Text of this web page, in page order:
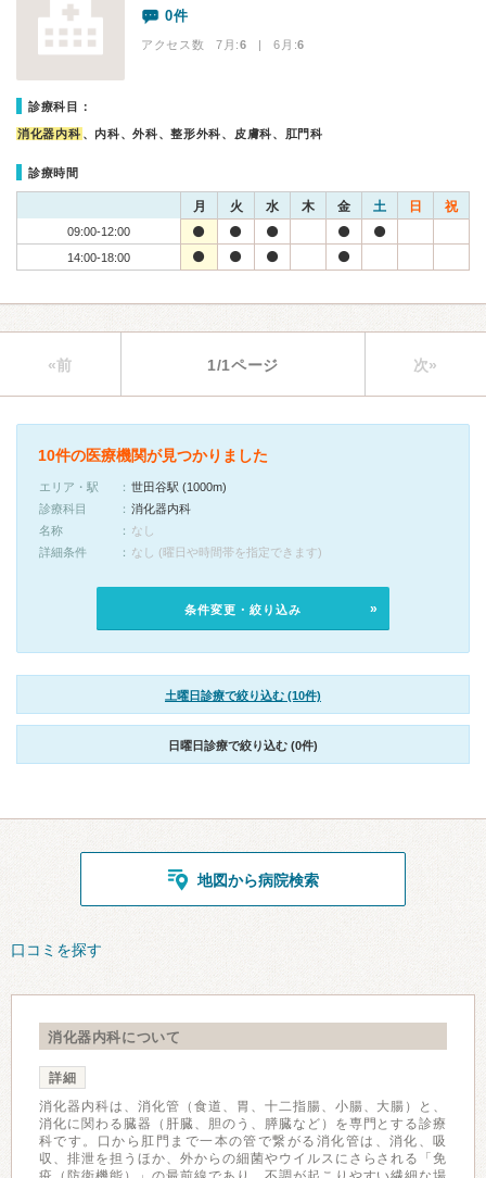
0件
アクセス数 7月:6 | 6月:6
診療科目：
消化器内科 、内科、外科、整形外科、皮膚科、肛門科
診療時間
月 火 水 木 金 土 日 祝
09:00-12:00
14:00-18:00
«前 1/1ページ 次»
10件の医療機関が見つかりました
エリア・駅
世田谷駅 (1000m)
診療科目
消化器内科
名称
なし
詳細条件
なし (曜日や時間帯を指定できます)
条件変更・絞り込み
土曜日診療で絞り込む (10件)
日曜日診療で絞り込む (0件)
地図から病院検索
口コミを探す
消化器内科について
詳細
消化器内科は、消化管（食道、胃、十二指腸、小腸、大腸）と、
消化に関わる臓器（肝臓、胆のう、膵臓など）を専門とする診療
科です。口から肛門まで一本の管で繋がる消化管は、消化、吸
収、排泄を担うほか、外からの細菌やウイルスにさらされる「免